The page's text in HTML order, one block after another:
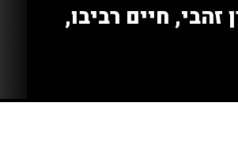
חיים רביבו,